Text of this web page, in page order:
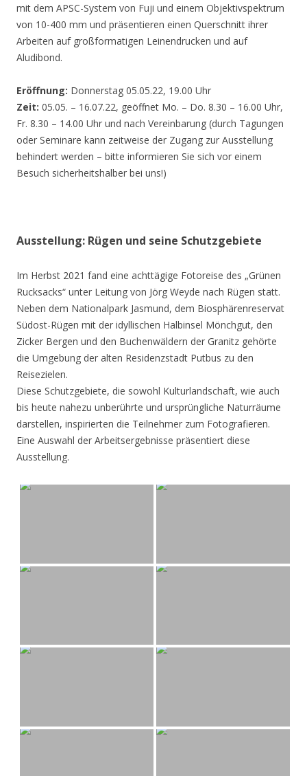
mit dem APSC-System von Fuji und einem Objektivspektrum
von 10-400 mm und präsentieren einen Querschnitt ihrer
Arbeiten auf großformatigen Leinendrucken und auf
Aludibond.
Eröffnung: Donnerstag 05.05.22, 19.00 Uhr
Zeit: 05.05. – 16.07.22, geöffnet Mo. – Do. 8.30 – 16.00 Uhr,
Fr. 8.30 – 14.00 Uhr und nach Vereinbarung (durch Tagungen
oder Seminare kann zeitweise der Zugang zur Ausstellung
behindert werden – bitte informieren Sie sich vor einem
Besuch sicherheitshalber bei uns!)
Ausstellung: Rügen und seine Schutzgebiete
Im Herbst 2021 fand eine achttägige Fotoreise des „Grünen
Rucksacks“ unter Leitung von Jörg Weyde nach Rügen statt.
Neben dem Nationalpark Jasmund, dem Biosphärenreservat
Südost-Rügen mit der idyllischen Halbinsel Mönchgut, den
Zicker Bergen und den Buchenwäldern der Granitz gehörte
die Umgebung der alten Residenzstadt Putbus zu den
Reisezielen.
Diese Schutzgebiete, die sowohl Kulturlandschaft, wie auch
bis heute nahezu unberührte und ursprüngliche Naturräume
darstellen, inspirierten die Teilnehmer zum Fotografieren.
Eine Auswahl der Arbeitsergebnisse präsentiert diese
Ausstellung.